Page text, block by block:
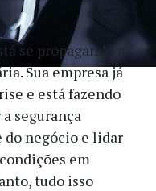
se propagando a
Sua empresa já
e está fazendo
segurança
do negócio e lidar
em
tudo isso